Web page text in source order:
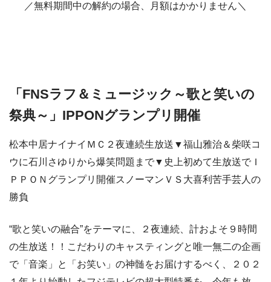
／無料期間中の解約の場合、月額はかかりません＼
「FNSラフ＆ミュージック～歌と笑いの
祭典～」IPPONグランプリ開催
松本中居ナイナイＭＣ２夜連続生放送▼福山雅治＆柴咲コ
ウに石川さゆりから爆笑問題まで▼史上初めて生放送でＩ
ＰＰＯＮグランプリ開催スノーマンＶＳ大喜利苦手芸人の
勝負
“歌と笑いの融合”をテーマに、２夜連続、計およそ９時間
の生放送！！こだわりのキャスティングと唯一無二の企画
で「音楽」と「お笑い」の神髄をお届けするべく、２０２